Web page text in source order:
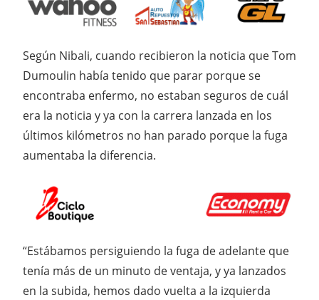
Según Nibali, cuando recibieron la noticia que Tom
Dumoulin había tenido que parar porque se
encontraba enfermo, no estaban seguros de cuál
era la noticia y ya con la carrera lanzada en los
últimos kilómetros no han parado porque la fuga
aumentaba la diferencia.
“Estábamos persiguiendo la fuga de adelante que
tenía más de un minuto de ventaja, y ya lanzados
en la subida, hemos dado vuelta a la izquierda